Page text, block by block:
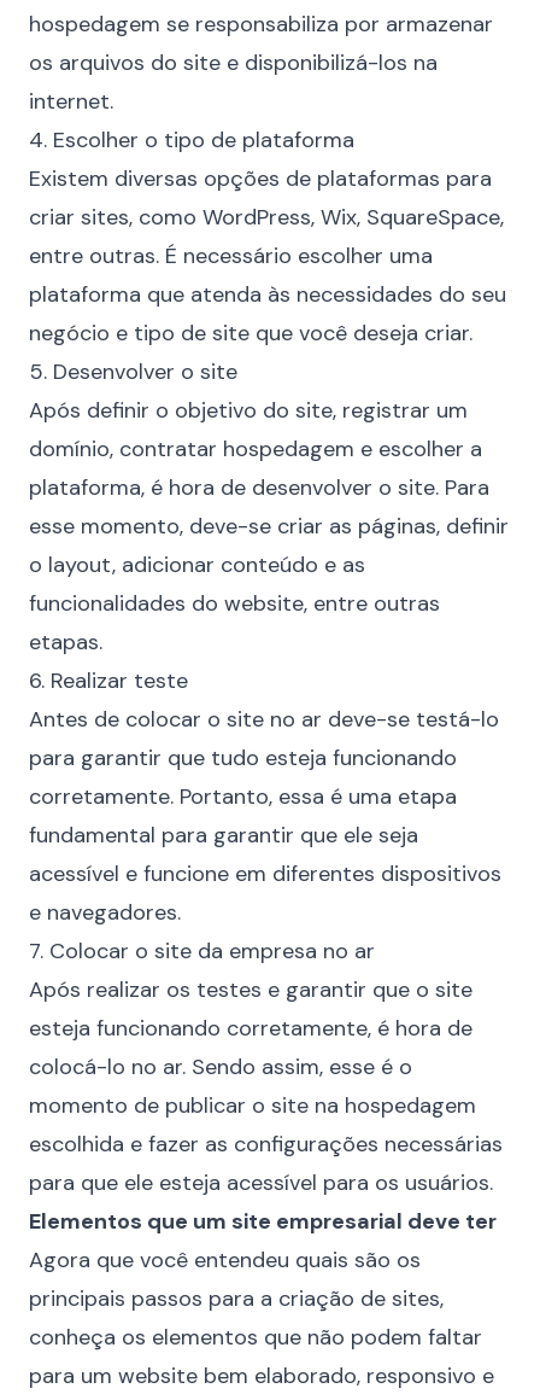
hospedagem se responsabiliza por armazenar
os arquivos do site e disponibilizá-los na
internet.
4. Escolher o tipo de plataforma
Existem diversas opções de plataformas para
criar sites, como WordPress, Wix, SquareSpace,
entre outras. É necessário escolher uma
plataforma que atenda às necessidades do seu
negócio e tipo de site que você deseja criar.
5. Desenvolver o site
Após definir o objetivo do site, registrar um
domínio, contratar hospedagem e escolher a
plataforma, é hora de desenvolver o site. Para
esse momento, deve-se criar as páginas, definir
o layout, adicionar conteúdo e as
funcionalidades do website, entre outras
etapas.
6. Realizar teste
Antes de colocar o site no ar deve-se testá-lo
para garantir que tudo esteja funcionando
corretamente. Portanto, essa é uma etapa
fundamental para garantir que ele seja
acessível e funcione em diferentes dispositivos
e navegadores.
7. Colocar o site da empresa no ar
Após realizar os testes e garantir que o site
esteja funcionando corretamente, é hora de
colocá-lo no ar. Sendo assim, esse é o
momento de publicar o site na hospedagem
escolhida e fazer as configurações necessárias
para que ele esteja acessível para os usuários.
Elementos que um site empresarial deve ter
Agora que você entendeu quais são os
principais passos para a criação de sites,
conheça os elementos que não podem faltar
para um website bem elaborado, responsivo e